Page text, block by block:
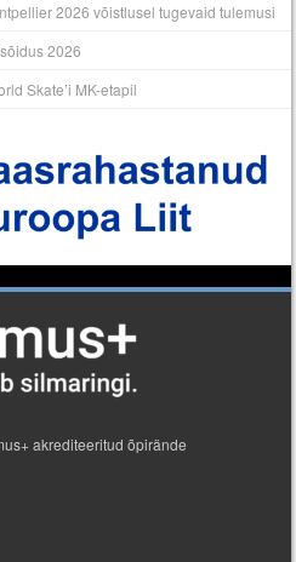
2026 võistlusel tugevaid tulemusi
2026
Skate’i MK-etapil
akrediteeritud õpirände